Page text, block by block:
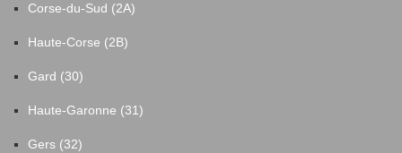
Corse-du-Sud (2A)
Haute-Corse (2B)
Gard (30)
Haute-Garonne (31)
Gers (32)